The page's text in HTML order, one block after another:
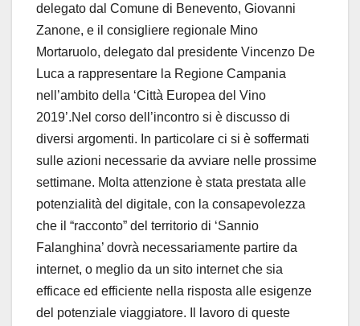
delegato dal Comune di Benevento, Giovanni
Zanone, e il consigliere regionale Mino
Mortaruolo, delegato dal presidente Vincenzo De
Luca a rappresentare la Regione Campania
nell’ambito della ‘Città Europea del Vino
2019’.Nel corso dell’incontro si è discusso di
diversi argomenti. In particolare ci si è soffermati
sulle azioni necessarie da avviare nelle prossime
settimane. Molta attenzione è stata prestata alle
potenzialità del digitale, con la consapevolezza
che il “racconto” del territorio di ‘Sannio
Falanghina’ dovrà necessariamente partire da
internet, o meglio da un sito internet che sia
efficace ed efficiente nella risposta alle esigenze
del potenziale viaggiatore. Il lavoro di queste